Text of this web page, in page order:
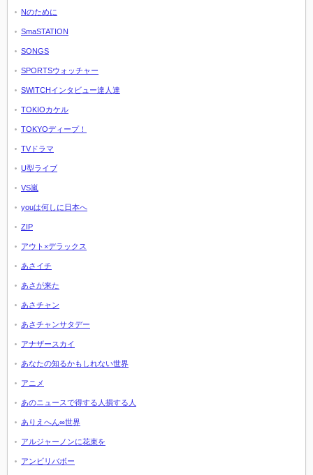
Nのために
SmaSTATION
SONGS
SPORTSウォッチャー
SWITCHインタビュー達人達
TOKIOカケル
TOKYOディープ！
TVドラマ
U型ライブ
VS嵐
youは何しに日本へ
ZIP
アウト×デラックス
あさイチ
あさが来た
あさチャン
あさチャンサタデー
アナザースカイ
あなたの知るかもしれない世界
アニメ
あのニュースで得する人損する人
ありえへん∞世界
アルジャーノンに花束を
アンビリバボー